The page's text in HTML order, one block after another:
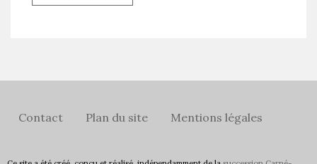
Contact Plan du site Mentions légales